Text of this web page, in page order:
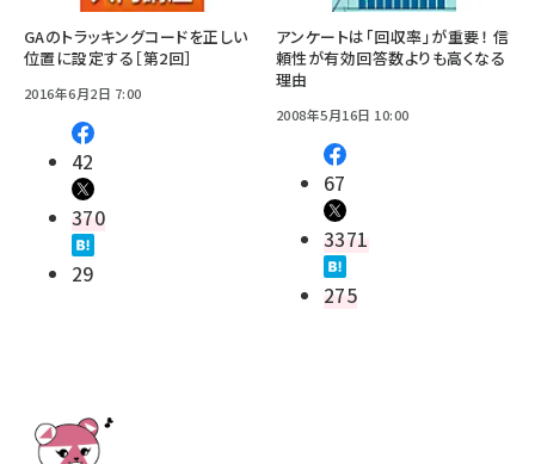
GAのトラッキングコードを正しい
位置に設定する［第2回］
2016年6月2日 7:00
42
370
29
アンケートは「回収率」が重要！ 信
頼性が有効回答数よりも高くなる
理由
2008年5月16日 10:00
67
3371
275